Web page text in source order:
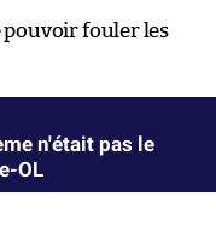
pouvoir fouler les
n'était pas le
OL